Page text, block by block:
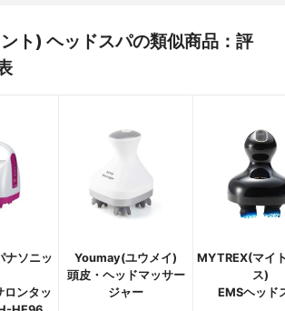
ト) ヘッドスパの類似商品：評
ナソニッ
ロンタッ
Youmay(ユウメイ)
頭皮・ヘッドマッサー
ジャー
MYTREX(マイ
ス)
EMSヘッド